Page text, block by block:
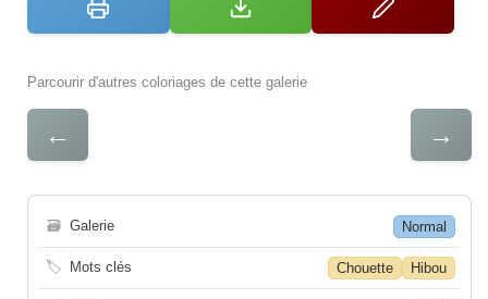
Parcourir d'autres coloriages de cette galerie
← →
🗃 Galerie Normal
🏷 Mots clés Chouette Hibou